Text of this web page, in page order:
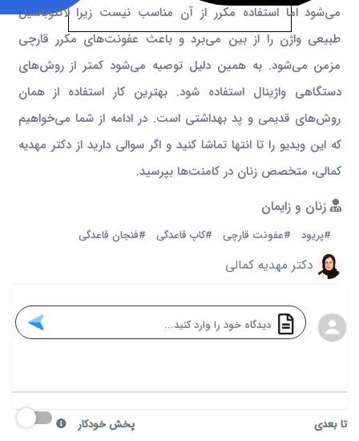
می‌شود اما استفاده مکرر از آن‌ مناسب نیست زیرا لاکتوباسیل
طبیعی واژن را از بین می‌برد و باعث عفونت‌های مکرر قارچی
مزمن می‌شود. به همین دلیل توصیه می‌شود کمتر از روش‌های
دستگاهی واژینال استفاده شود. بهترین کار استفاده از همان
روش‌های قدیمی و پد بهداشتی است. در ادامه از شما می‌خواهیم
که این ویدیو را تا انتها تماشا کنید و اگر سوالی دارید از دکتر مهدیه
کمالی، متخصص زنان در کامنت‌ها بپرسید.
زنان و زایمان
#پریود #عفونت قارچی #کاپ قاعدگی #فنجان قاعدگی
دکتر مهدیه کمالی
تا بعدی پخش خودکار